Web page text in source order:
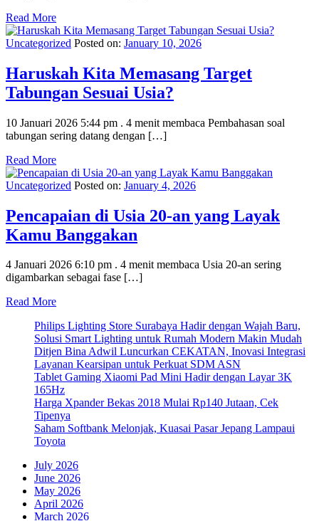
Read More
Uncategorized Posted on: January 10, 2026
Haruskah Kita Memasang Target
Tabungan Sesuai Usia?
10 Januari 2026 5:44 pm . 4 menit membaca Pembahasan soal
tabungan sering datang dengan […]
Read More
Uncategorized Posted on: January 4, 2026
Pencapaian di Usia 20-an yang Layak
Kamu Banggakan
4 Januari 2026 6:10 pm . 4 menit membaca Usia 20-an sering
digambarkan sebagai fase […]
Read More
Philips Lighting Store Surabaya Hadir dengan Wajah Baru,
Solusi Smart Lighting untuk Rumah Modern Makin Mudah
Ditjen Bina Adwil Luncurkan CEKATAN, Inovasi Integrasi
Layanan Kearsipan untuk Perkuat SDM ASN
Tablet Gaming Xiaomi Pad Mini Hadir dengan Layar 3K
165Hz
Harga Xpander Bekas 2018 Mulai Rp140 Jutaan, Cek
Tipenya
Saham Softbank Melonjak, Kuasai Pasar Jepang Lampaui
Toyota
July 2026
June 2026
May 2026
April 2026
March 2026